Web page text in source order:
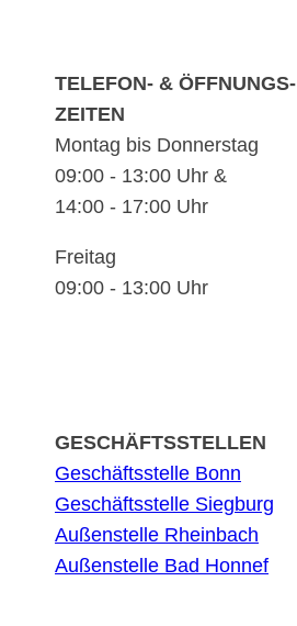
TELEFON- & ÖFFNUNGS-
ZEITEN
Montag bis Donnerstag
09:00 - 13:00 Uhr &
14:00 - 17:00 Uhr
Freitag
09:00 - 13:00 Uhr
GESCHÄFTSSTELLEN
Geschäftsstelle Bonn
Geschäftsstelle Siegburg
Außenstelle Rheinbach
Außenstelle Bad Honnef